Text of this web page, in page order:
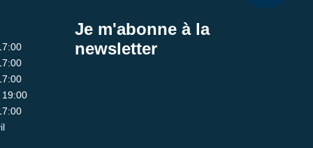
19:00
Je m'abonne à la
newsletter